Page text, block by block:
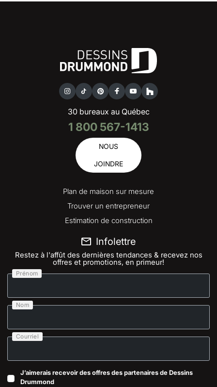
30 bureaux au Québec
1 800 567-1413
NOUS
JOINDRE
Plan de maison sur mesure
Trouver un entrepreneur
Estimation de construction
Infolettre
Restez à l'affût des dernières tendances & recevez nos
offres et promotions, en primeur!
Prénom
Nom
Courriel
J’aimerais recevoir des offres des partenaires de Dessins
Drummond